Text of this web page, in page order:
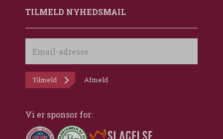
TILMELD NYHEDSMAIL
adresse
Tilmeld Afmeld
Vi er sponsor for: